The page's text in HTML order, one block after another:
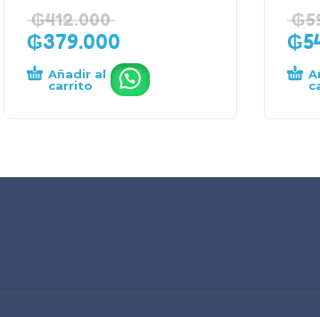
₲412.000
₲379.000
Añadir al
carrito
.
₲
₲